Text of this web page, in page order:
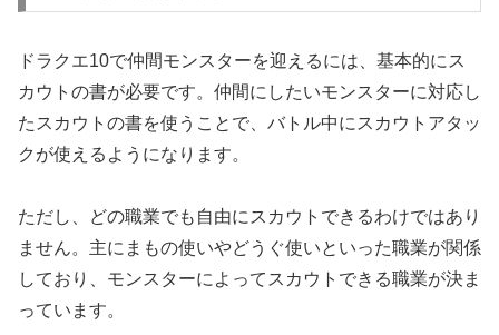
ドラクエ10で仲間モンスターを迎えるには、基本的にス
カウトの書が必要です。仲間にしたいモンスターに対応し
たスカウトの書を使うことで、バトル中にスカウトアタッ
クが使えるようになります。
ただし、どの職業でも自由にスカウトできるわけではあり
ません。主にまもの使いやどうぐ使いといった職業が関係
しており、モンスターによってスカウトできる職業が決ま
っています。